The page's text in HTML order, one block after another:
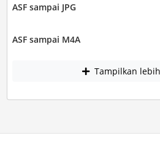
ASF sampai JPG
ASF sampai M4A
Tampilkan